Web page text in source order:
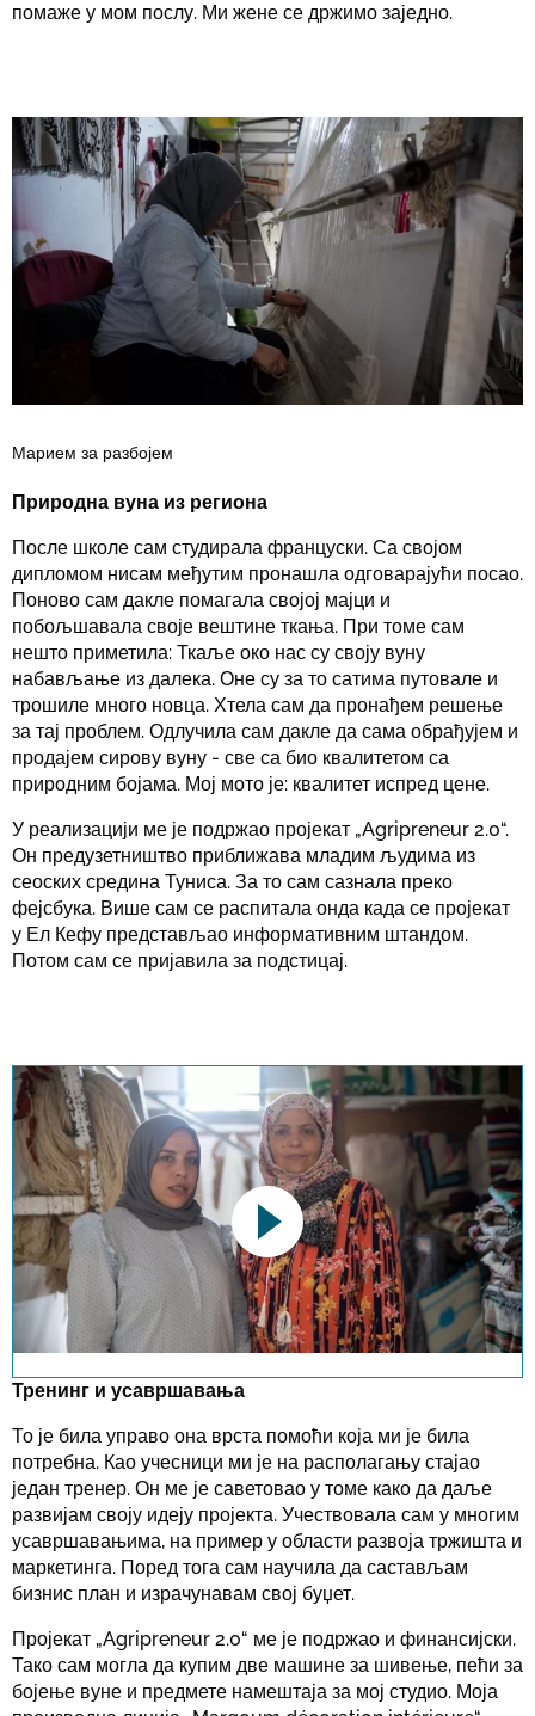
помаже у мом послу. Ми жене се држимо заједно.
Марием за разбојем
Природна вуна из региона
После школе сам студирала француски. Са својом
дипломом нисам међутим пронашла одговарајући посао.
Поново сам дакле помагала својој мајци и
побољшавала своје вештине ткања. При томе сам
нешто приметила: Ткаље око нас су своју вуну
набављање из далека. Оне су за то сатима путовале и
трошиле много новца. Хтела сам да пронађем решење
за тај проблем. Одлучила сам дакле да сама обрађујем и
продајем сирову вуну - све са био квалитетом са
природним бојама. Мој мото је: квалитет испред цене.
У реализацији ме је подржао пројекат „Agripreneur 2.0“.
Он предузетништво приближава младим људима из
сеоских средина Туниса. За то сам сазнала преко
фејсбука. Више сам се распитала онда када се пројекат
у Ел Кефу представљао информативним штандом.
Потом сам се пријавила за подстицај.
This link opens a YouTube video. Please
note the data protection regulations valid
for this site.
Потврди
Тренинг и усавршавања
То је била управо она врста помоћи која ми је била
потребна. Као учесници ми је на располагању стајао
један тренер. Он ме је саветовао у томе како да даље
развијам своју идеју пројекта. Учествовала сам у многим
усавршавањима, на пример у области развоја тржишта и
маркетингa. Поред тога сам научила да састављам
бизнис план и израчунавам свој буџет.
Пројекат „Agripreneur 2.0“ ме је подржао и финансијски.
Тако сам могла да купим две машине за шивење, пећи за
бојење вуне и предмете намештаја за мој студио. Моја